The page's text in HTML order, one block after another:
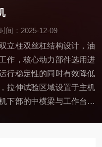
间：2025-12-09
立柱双丝杠结构设计，油
作，核心动力部件选用进
行稳定性的同时有效降低
拉伸试验区域设置于主机
下部的中横梁与工作台之